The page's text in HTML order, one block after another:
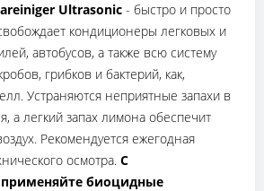
Ultrasonic - быстро и просто
кондиционеры легковых и
автобусов, а также всю систему
грибков и бактерий, как,
Устраняются неприятные запахи в
а легкий запах лимона обеспечит
Рекомендуется ежегодная
осмотра. С
биоцидные